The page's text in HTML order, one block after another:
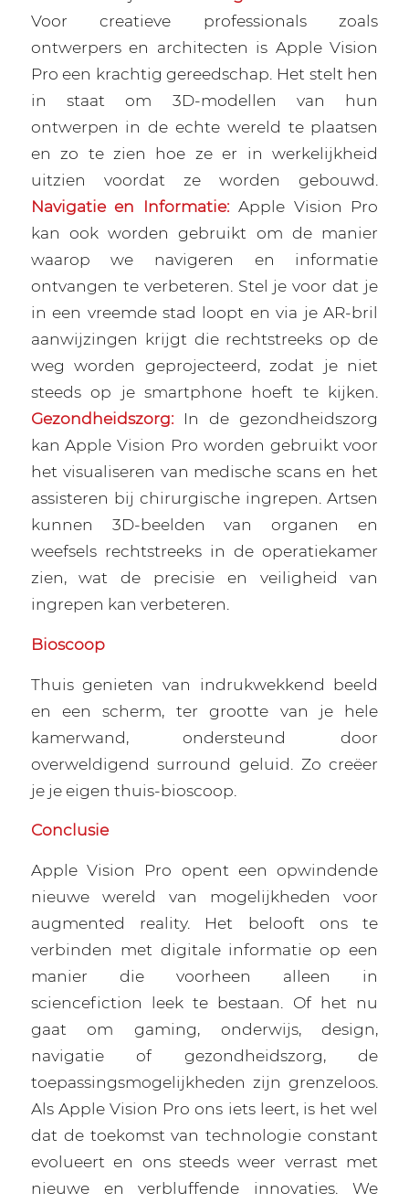
Voor creatieve professionals zoals
ontwerpers en architecten is Apple Vision
Pro een krachtig gereedschap. Het stelt hen
in staat om 3D-modellen van hun
ontwerpen in de echte wereld te plaatsen
en zo te zien hoe ze er in werkelijkheid
uitzien voordat ze worden gebouwd.
Navigatie en Informatie: Apple Vision Pro
kan ook worden gebruikt om de manier
waarop we navigeren en informatie
ontvangen te verbeteren. Stel je voor dat je
in een vreemde stad loopt en via je AR-bril
aanwijzingen krijgt die rechtstreeks op de
weg worden geprojecteerd, zodat je niet
steeds op je smartphone hoeft te kijken.
Gezondheidszorg:In de gezondheidszorg
kan Apple Vision Pro worden gebruikt voor
het visualiseren van medische scans en het
assisteren bij chirurgische ingrepen. Artsen
kunnen 3D-beelden van organen en
weefsels rechtstreeks in de operatiekamer
zien, wat de precisie en veiligheid van
ingrepen kan verbeteren.
Bioscoop
Thuis genieten van indrukwekkend beeld
en een scherm, ter grootte van je hele
kamerwand, ondersteund door
overweldigend surround geluid. Zo creëer
je je eigen thuis-bioscoop.
Conclusie
Apple Vision Pro opent een opwindende
nieuwe wereld van mogelijkheden voor
augmented reality. Het belooft ons te
verbinden met digitale informatie op een
manier die voorheen alleen in
sciencefiction leek te bestaan. Of het nu
gaat om gaming, onderwijs, design,
navigatie of gezondheidszorg, de
toepassingsmogelijkheden zijn grenzeloos.
Als Apple Vision Pro ons iets leert, is het wel
dat de toekomst van technologie constant
evolueert en ons steeds weer verrast met
nieuwe en verbluffende innovaties. We